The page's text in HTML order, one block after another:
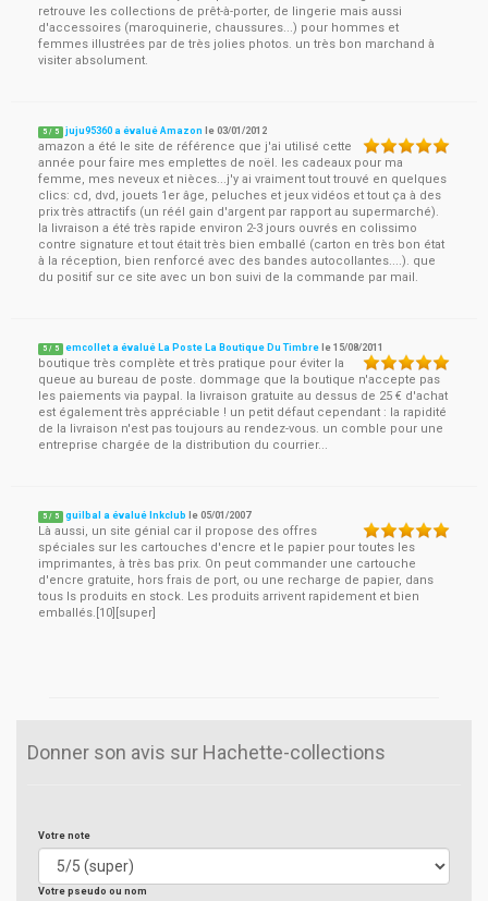
retrouve les collections de prêt-à-porter, de lingerie mais aussi
d'accessoires (maroquinerie, chaussures...) pour hommes et
femmes illustrées par de très jolies photos. un très bon marchand à
visiter absolument.
5 / 5 juju95360 a évalué Amazon le03/01/2012
amazon a été le site de référence que j'ai utilisé cette
année pour faire mes emplettes de noël. les cadeaux pour ma
femme, mes neveux et nièces...j'y ai vraiment tout trouvé en quelques
clics: cd, dvd, jouets 1er âge, peluches et jeux vidéos et tout ça à des
prix très attractifs (un réél gain d'argent par rapport au supermarché).
la livraison a été très rapide environ 2-3 jours ouvrés en colissimo
contre signature et tout était très bien emballé (carton en très bon état
à la réception, bien renforcé avec des bandes autocollantes....). que
du positif sur ce site avec un bon suivi de la commande par mail.
5 / 5 emcollet a évalué La Poste La Boutique Du Timbre le15/08/2011
boutique très complète et très pratique pour éviter la
queue au bureau de poste. dommage que la boutique n'accepte pas
les paiements via paypal. la livraison gratuite au dessus de 25 € d'achat
est également très appréciable ! un petit défaut cependant : la rapidité
de la livraison n'est pas toujours au rendez-vous. un comble pour une
entreprise chargée de la distribution du courrier...
5 / 5 guilbal a évalué Inkclub le05/01/2007
Là aussi, un site génial car il propose des offres
spéciales sur les cartouches d'encre et le papier pour toutes les
imprimantes, à très bas prix. On peut commander une cartouche
d'encre gratuite, hors frais de port, ou une recharge de papier, dans
tous ls produits en stock. Les produits arrivent rapidement et bien
emballés.[10][super]
Donner son avis sur Hachette-collections
Votre note
Votre pseudo ou nom